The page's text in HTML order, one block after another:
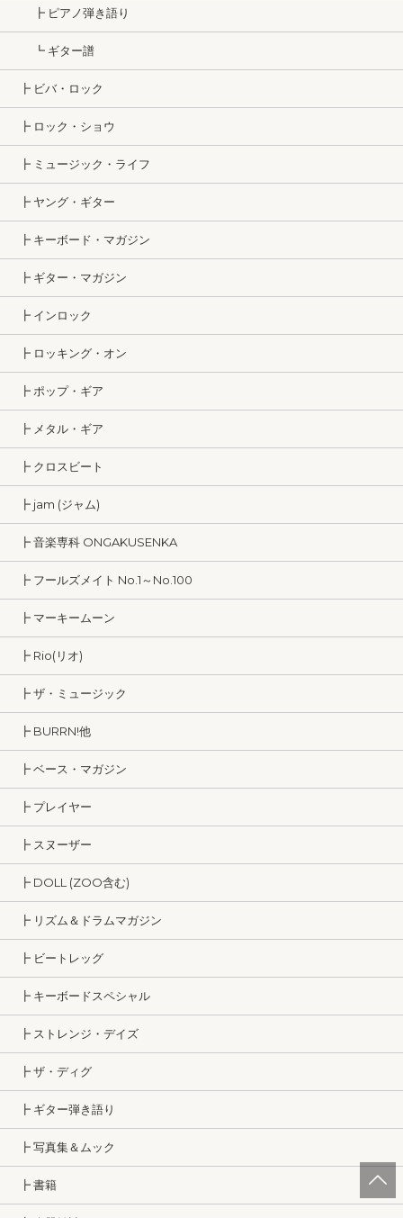
┣ ピアノ弾き語り
┗ ギター譜
┣ ビバ・ロック
┣ ロック・ショウ
┣ ミュージック・ライフ
┣ ヤング・ギター
┣ キーボード・マガジン
┣ ギター・マガジン
┣ インロック
┣ ロッキング・オン
┣ ポップ・ギア
┣ メタル・ギア
┣ クロスビート
┣ jam (ジャム)
┣ 音楽専科 ONGAKUSENKA
┣ フールズメイト No.1～No.100
┣ マーキームーン
┣ Rio(リオ)
┣ ザ・ミュージック
┣ BURRN!他
┣ ベース・マガジン
┣ プレイヤー
┣ スヌーザー
┣ DOLL (ZOO含む)
┣ リズム＆ドラムマガジン
┣ ビートレッグ
┣ キーボードスペシャル
┣ ストレンジ・デイズ
┣ ザ・ディグ
┣ ギター弾き語り
┣ 写真集＆ムック
┣ 書籍